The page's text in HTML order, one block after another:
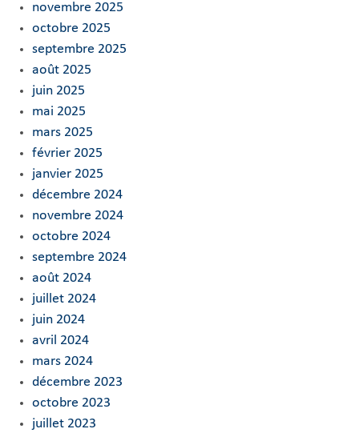
novembre 2025
octobre 2025
septembre 2025
août 2025
juin 2025
mai 2025
mars 2025
février 2025
janvier 2025
décembre 2024
novembre 2024
octobre 2024
septembre 2024
août 2024
juillet 2024
juin 2024
avril 2024
mars 2024
décembre 2023
octobre 2023
juillet 2023